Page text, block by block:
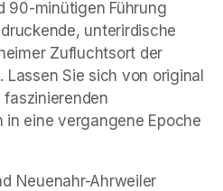
90-minütigen Führung
unterirdische
Zufluchtsort der
Lassen Sie sich von original
faszinierenden
eine vergangene Epoche
Neuenahr-Ahrweiler